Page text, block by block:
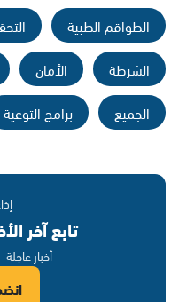
الطواقم الطبية
الشرطة
الأمان
الجميع
برامج التوعية
تابع آخر
أخبار